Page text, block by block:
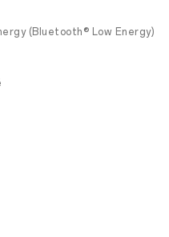
(Bluetooth® Low Energy)